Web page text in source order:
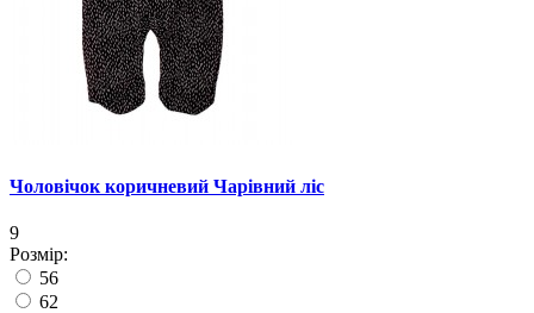
Чоловічок коричневий Чарівний ліс
9
Розмір:
56
62